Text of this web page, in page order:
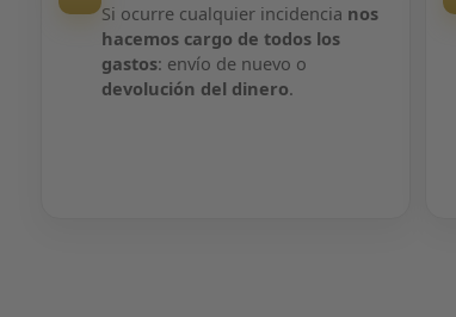
Si ocurre cualquier incidencia nos
hacemos cargo de todos los
gastos: envío de nuevo o
devolución del dinero.